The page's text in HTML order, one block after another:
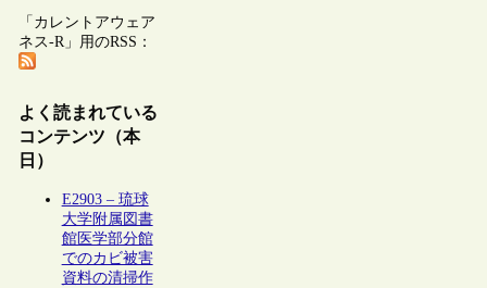
「カレントアウェア
ネス-R」用のRSS：
よく読まれている
コンテンツ（本
日）
E2903 – 琉球
大学附属図書
館医学部分館
でのカビ被害
資料の清掃作